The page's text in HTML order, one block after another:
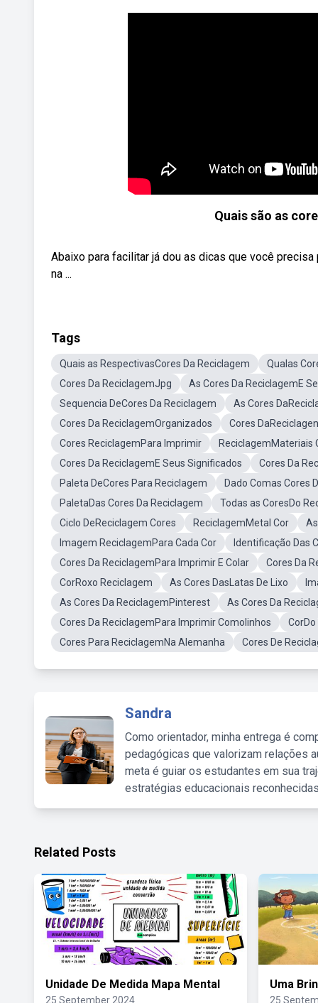
Quais são as
Abaixo para facilitar já dou as dicas que você
na ...
Tags
Quais as RespectivasCores Da Reciclagem Qualas
Cores Da ReciclagemJpg
As Cores Da ReciclagemE
Sequencia DeCores Da Reciclagem
As Cores
Cores Da ReciclagemOrganizados
Cores DaReciclagen
Cores ReciclagemPara Imprimir
ReciclagemMateriais
Cores Da ReciclagemE Seus Significados
Cores Da
Paleta DeCores Para Reciclagem
Dado Comas Cores
PaletaDas Cores Da Reciclagem
Todas as CoresDo
Ciclo DeReciclagem Cores
ReciclagemMetal Cor
Imagem ReciclagemPara Cada Cor
Identificação Das
Cores Da ReciclagemPara Imprimir E Colar
Cores Da
CorRoxo Reciclagem
As Cores DasLatas De Lixo
As Cores Da ReciclagemPinterest
As Cores Da
Cores Da ReciclagemPara Imprimir Comolinhos
Cores Para ReciclagemNa Alemanha
Cores De
Sandra
Como orientador, minha entrega é
pedagógicas que valorizam relações
meta é guiar os estudantes em sua
estratégias educacionais
Related Posts
Unidade De Medida Mapa Mental
25 September 2024
Uma
25